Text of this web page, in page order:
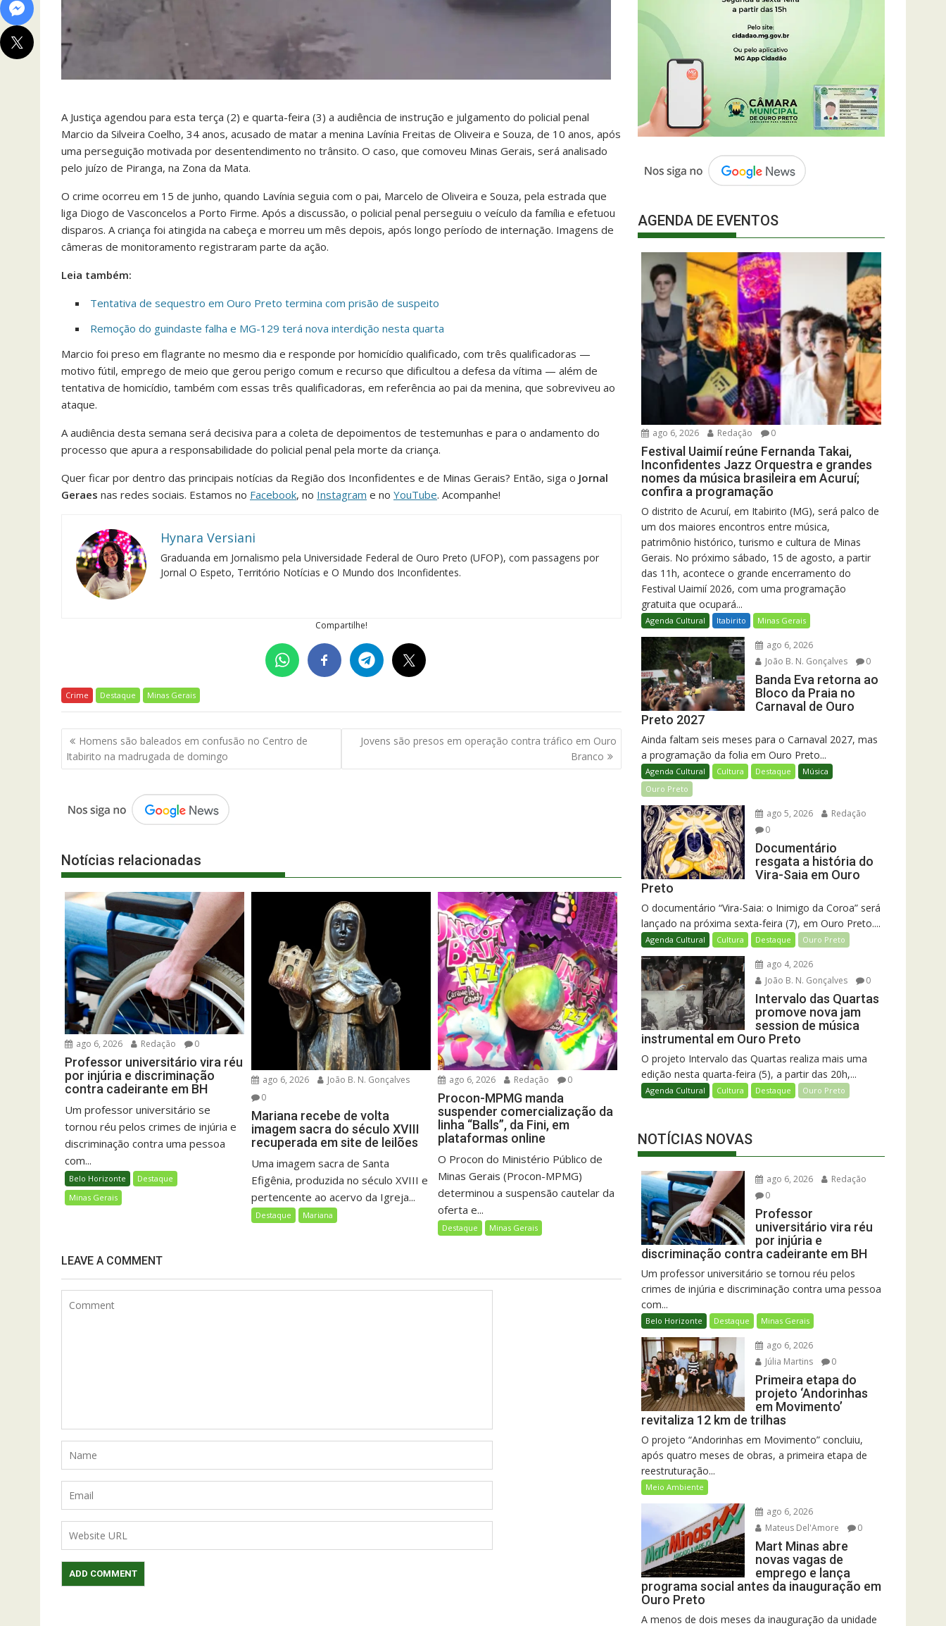
A Justiça agendou para esta terça (2) e quarta-feira (3) a audiência de instrução e julgamento do policial penal
Marcio da Silveira Coelho, 34 anos, acusado de matar a menina Lavínia Freitas de Oliveira e Souza, de 10 anos, após
uma perseguição motivada por desentendimento no trânsito. O caso, que comoveu Minas Gerais, será analisado
pelo juízo de Piranga, na Zona da Mata.
O crime ocorreu em 15 de junho, quando Lavínia seguia com o pai, Marcelo de Oliveira e Souza, pela estrada que
liga Diogo de Vasconcelos a Porto Firme. Após a discussão, o policial penal perseguiu o veículo da família e efetuou
disparos. A criança foi atingida na cabeça e morreu um mês depois, após longo período de internação. Imagens de
câmeras de monitoramento registraram parte da ação.
Leia também:
Tentativa de sequestro em Ouro Preto termina com prisão de suspeito
Remoção do guindaste falha e MG-129 terá nova interdição nesta quarta
Marcio foi preso em flagrante no mesmo dia e responde por homicídio qualificado, com três qualificadoras —
motivo fútil, emprego de meio que gerou perigo comum e recurso que dificultou a defesa da vítima — além de
tentativa de homicídio, também com essas três qualificadoras, em referência ao pai da menina, que sobreviveu ao
ataque.
A audiência desta semana será decisiva para a coleta de depoimentos de testemunhas e para o andamento do
processo que apura a responsabilidade do policial penal pela morte da criança.
Quer ficar por dentro das principais notícias da Região dos Inconfidentes e de Minas Gerais? Então, siga o Jornal
Geraes nas redes sociais. Estamos no Facebook, no Instagram e no YouTube. Acompanhe!
Hynara Versiani
Graduanda em Jornalismo pela Universidade Federal de Ouro Preto (UFOP), com passagens por
Jornal O Espeto, Território Notícias e O Mundo dos Inconfidentes.
Compartilhe!
Crime Destaque Minas Gerais
Navegação
de
Post
Homens são baleados em confusão no Centro de
Itabirito na madrugada de domingo
Jovens são presos em operação contra tráfico em Ouro
Branco
Notícias relacionadas
ago 6, 2026 Redação 0
Professor universitário vira réu
por injúria e discriminação
contra cadeirante em BH
Um professor universitário se
tornou réu pelos crimes de injúria e
discriminação contra uma pessoa
com...
Belo Horizonte
Destaque
Minas Gerais
ago 6, 2026
João B. N. Gonçalves
0
Mariana recebe de volta
imagem sacra do século XVIII
recuperada em site de leilões
Uma imagem sacra de Santa
Efigênia, produzida no século XVIII e
pertencente ao acervo da Igreja...
Destaque Mariana
ago 6, 2026 Redação 0
Procon-MPMG manda
suspender comercialização da
linha “Balls”, da Fini, em
plataformas online
O Procon do Ministério Público de
Minas Gerais (Procon-MPMG)
determinou a suspensão cautelar da
oferta e...
Destaque Minas Gerais
LEAVE A COMMENT
AGENDA DE EVENTOS
ago 6, 2026 Redação 0
Festival Uaimií reúne Fernanda Takai,
Inconfidentes Jazz Orquestra e grandes
nomes da música brasileira em Acuruí;
confira a programação
O distrito de Acuruí, em Itabirito (MG), será palco de
um dos maiores encontros entre música,
patrimônio histórico, turismo e cultura de Minas
Gerais. No próximo sábado, 15 de agosto, a partir
das 11h, acontece o grande encerramento do
Festival Uaimií 2026, com uma programação
gratuita que ocupará...
Agenda Cultural Itabirito Minas Gerais
ago 6, 2026
João B. N. Gonçalves
0
Banda Eva retorna ao
Bloco da Praia no
Carnaval de Ouro
Preto 2027
Ainda faltam seis meses para o Carnaval 2027, mas
a programação da folia em Ouro Preto...
Agenda Cultural Cultura Destaque
Música
Ouro Preto
ago 5, 2026
Redação
0
Documentário
resgata a história do
Vira-Saia em Ouro
Preto
O documentário “Vira-Saia: o Inimigo da Coroa” será
lançado na próxima sexta-feira (7), em Ouro Preto....
Agenda Cultural Cultura Destaque Ouro Preto
ago 4, 2026
João B. N. Gonçalves
0
Intervalo das Quartas
promove nova jam
session de música
instrumental em Ouro Preto
O projeto Intervalo das Quartas realiza mais uma
edição nesta quarta-feira (5), a partir das 20h,...
Agenda Cultural Cultura Destaque Ouro Preto
NOTÍCIAS NOVAS
ago 6, 2026
Redação
0
Professor
universitário vira réu
por injúria e
discriminação contra cadeirante em BH
Um professor universitário se tornou réu pelos
crimes de injúria e discriminação contra uma pessoa
com...
Belo Horizonte Destaque Minas Gerais
ago 6, 2026
Júlia Martins
0
Primeira etapa do
projeto ‘Andorinhas
em Movimento’
revitaliza 12 km de trilhas
O projeto “Andorinhas em Movimento” concluiu,
após quatro meses de obras, a primeira etapa de
reestruturação...
Meio Ambiente
ago 6, 2026
Mateus Del'Amore
0
Mart Minas abre
novas vagas de
emprego e lança
programa social antes da inauguração em
Ouro Preto
A menos de dois meses da inauguração da unidade